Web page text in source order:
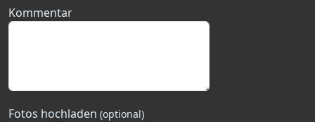
Kommentar
Fotos hochladen (optional)